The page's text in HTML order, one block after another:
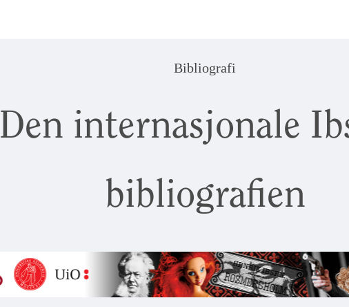
Bibliografi
Den internasjonale
bibliografien